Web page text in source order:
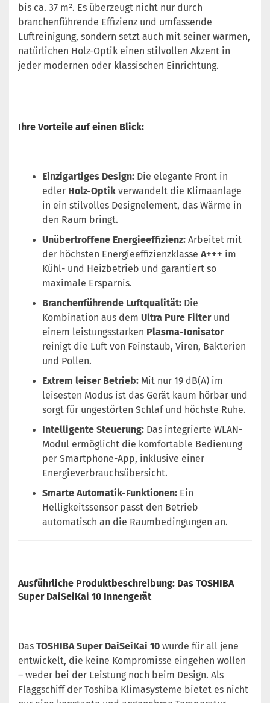
bis ca. 37 m². Es überzeugt nicht nur durch
branchenführende Effizienz und umfassende
Luftreinigung, sondern setzt auch mit seiner warmen,
natürlichen Holz-Optik einen stilvollen Akzent in
jeder modernen oder klassischen Einrichtung.
Ihre Vorteile auf einen Blick:
Einzigartiges Design: Die elegante Front in
edler Holz-Optik verwandelt die Klimaanlage
in ein stilvolles Designelement, das Wärme in
den Raum bringt.
Unübertroffene Energieeffizienz: Arbeitet mit
der höchsten Energieeffizienzklasse A+++ im
Kühl- und Heizbetrieb und garantiert so
maximale Ersparnis.
Branchenführende Luftqualität: Die
Kombination aus dem Ultra Pure Filterund
einem leistungsstarken Plasma-Ionisator
reinigt die Luft von Feinstaub, Viren, Bakterien
und Pollen.
Extrem leiser Betrieb: Mit nur 19 dB(A) im
leisesten Modus ist das Gerät kaum hörbar und
sorgt für ungestörten Schlaf und höchste Ruhe.
Intelligente Steuerung: Das integrierte WLAN-
Modul ermöglicht die komfortable Bedienung
per Smartphone-App, inklusive einer
Energieverbrauchsübersicht.
Smarte Automatik-Funktionen: Ein
Helligkeitssensor passt den Betrieb
automatisch an die Raumbedingungen an.
Ausführliche Produktbeschreibung: Das TOSHIBA
Super DaiSeiKai 10 Innengerät
Das TOSHIBA Super DaiSeiKai 10 wurde für all jene
entwickelt, die keine Kompromisse eingehen wollen
– weder bei der Leistung noch beim Design. Als
Flaggschiff der Toshiba Klimasysteme bietet es nicht